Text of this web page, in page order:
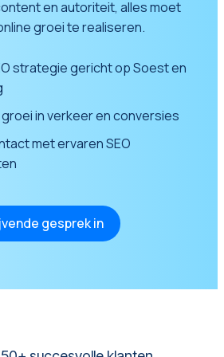
en autoriteit, alles moet
groei te realiseren.
strategie gericht op Soest en
in verkeer en conversies
met ervaren SEO
gesprek in